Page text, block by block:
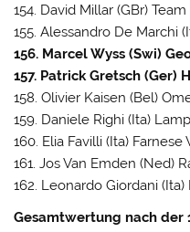
154. David Millar (GBr)
155. Alessandro De Marchi
156. Marcel Wyss (Swi)
157. Patrick Gretsch (Ger)
158. Olivier Kaisen (Bel)
159. Daniele Righi (Ita)
160. Elia Favilli (Ita) Farnese
161. Jos Van Emden (Ned)
162. Leonardo Giordani
Gesamtwertung nach der